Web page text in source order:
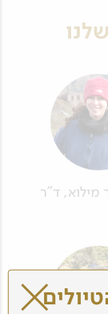
מילוא, ד"ר